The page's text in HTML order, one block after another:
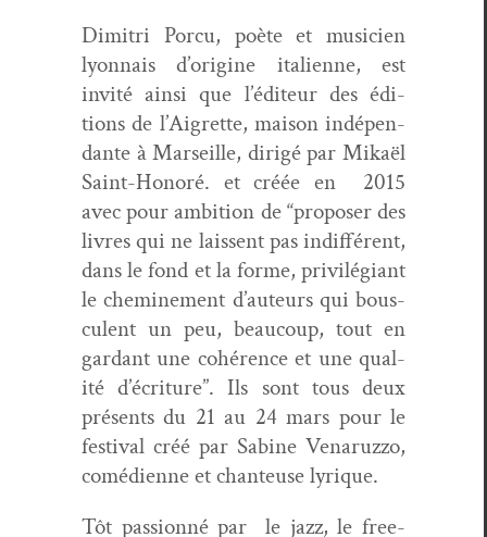
Dim­itri Por­cu, poète et musi­cien
lyon­nais d’o­rig­ine ital­i­enne, est
invité ain­si que l’édi­teur des édi­
tions de l’Ai­grette, mai­son indépen­
dante à Mar­seille, dirigé par Mikaël
Saint-Hon­oré. et créée en 2015
avec pour ambi­tion de “pro­pos­erdes
livres qui ne lais­sent pas indif­férent,
dans le fond et la forme, priv­ilé­giant
le chem­ine­ment d’au­teurs qui bous­
cu­lent un peu, beau­coup, tout en
gar­dant une cohérence et une qual­
ité d’écri­t­ure”. Ils sont tous deux
présents du 21 au 24 mars pour le
fes­ti­val créé par Sabine Venaruz­zo,
comé­di­enne et chanteuse lyrique.
Tôt pas­sion­né par le jazz, le free-